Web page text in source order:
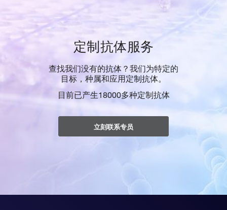
定制抗体服务
查找我们没有的抗体？我们为特定的
目标，种属和应用定制抗体。
目前已产生18000多种定制抗体
立刻联系专员